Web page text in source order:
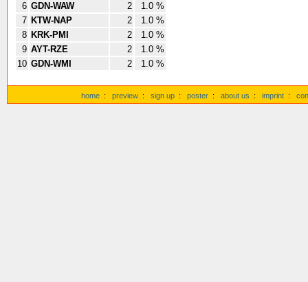
6 GDN-WAW 2
1.0 %
7 KTW-NAP 2
1.0 %
8 KRK-PMI 2
1.0 %
9 AYT-RZE 2
1.0 %
10 GDN-WMI 2 1.0 %
home : preview : sign up : poster : about us : imprint :